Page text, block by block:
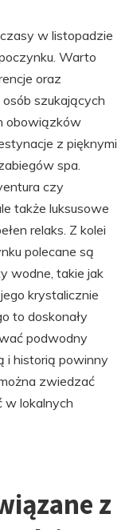
w listopadzie
Warto
oraz
szukających
obowiązków
z pięknymi
spa.
czy
także luksusowe
relaks. Z kolei
polecane są
wodne, takie jak
krystalicznie
to doskonały
podwodny
i historią powinny
zwiedzać
w lokalnych
z